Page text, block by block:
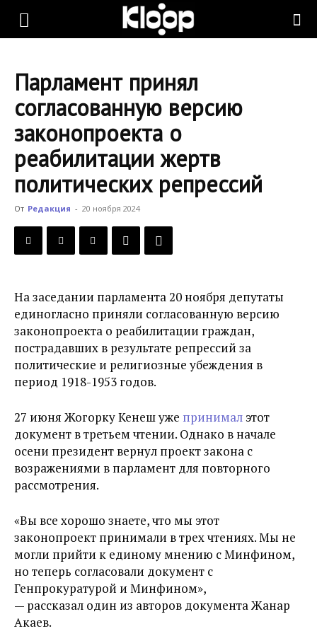
KLOOP.KG
Новости
Кыргызстана
Парламент принял
согласованную версию
законопроекта о
реабилитации жертв
политических репрессий
От Редакция - 20 ноября 2024
На заседании парламента 20 ноября депутаты
единогласно приняли согласованную версию
законопроекта о реабилитации граждан,
пострадавших в результате репрессий за
политические и религиозные убеждения в
период 1918-1953 годов.
27 июня Жогорку Кенеш уже принималэтот
документ в третьем чтении. Однако в начале
осени президент вернул проект закона с
возражениями в парламент для повторного
рассмотрения.
«Вы все хорошо знаете, что мы этот
законопроект принимали в трех чтениях. Мы не
могли прийти к единому мнению с Минфином,
но теперь согласовали документ с
Генпрокуратурой и Минфином»,
— рассказал один из авторов документа Жанар
Акаев.